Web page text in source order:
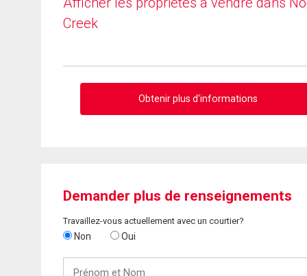
Creek
Obtenir plus d'informations
Demander plus de renseignements
Travaillez-vous actuellement avec un courtier?
Non Oui